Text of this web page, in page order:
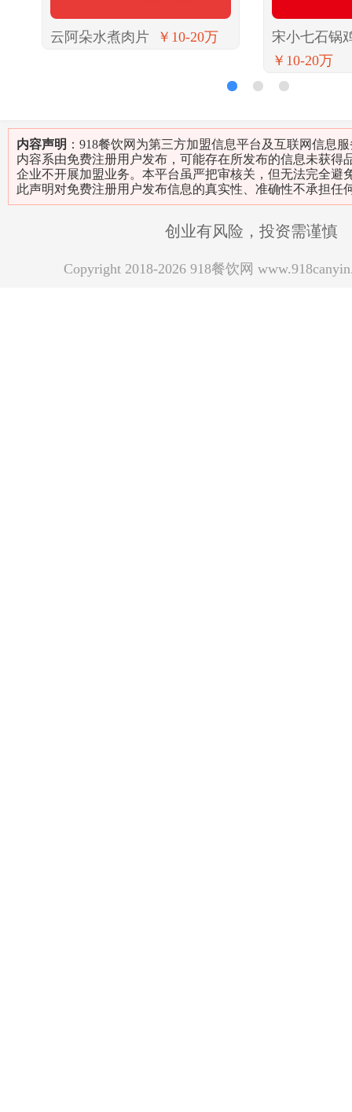
云阿朵水煮肉片 ￥10-20万
宋小七石锅
￥10-20万
内容声明 ：918餐饮网为第三方加盟信息平台及互联网信息
内容系由免费注册用户发布，可能存在所发布的信息未获得
企业不开展加盟业务。本平台虽严把审核关，但无法完全避
此声明对免费注册用户发布信息的真实性、准确性不承担任
创业有风险，投资需谨慎
Copyright 2018-2026 918餐饮网